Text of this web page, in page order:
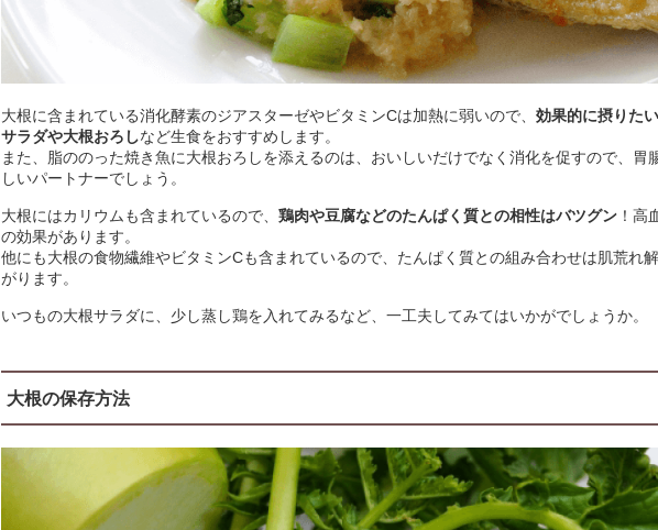
大根に含まれている消化酵素のジアスターゼやビタミンCは加熱に弱いので、 効果的に摂りた
サラダや大根おろしなど生食をおすすめします。
また、脂ののった焼き魚に大根おろしを添えるのは、おいしいだけでなく消化を促すので、胃
しいパートナーでしょう。
大根にはカリウムも含まれているので、 鶏肉や豆腐などのたんぱく質との相性はバツグン ！高
の効果があります。
他にも大根の食物繊維やビタミンCも含まれているので、たんぱく質との組み合わせは肌荒れ
がります。
いつもの大根サラダに、少し蒸し鶏を入れてみるなど、一工夫してみてはいかがでしょうか。
大根の保存方法